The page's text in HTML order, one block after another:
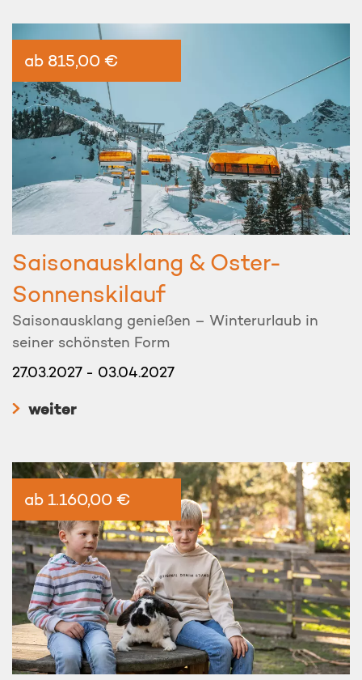
ab 815,00 €
Saisonausklang & Oster-
Sonnenskilauf
Saisonausklang genießen – Winterurlaub in
seiner schönsten Form
27.03.2027 - 03.04.2027
weiter
ab 1.160,00 €